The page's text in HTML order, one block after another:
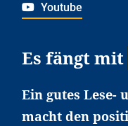
Youtube
Es fängt mit
Ein gutes Lese-
macht den